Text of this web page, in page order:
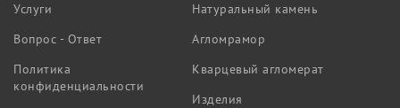
Услуги
Вопрос - Ответ
Политика
конфиденциальности
Натуральный камень
Агломрамор
Кварцевый агломерат
Изделия